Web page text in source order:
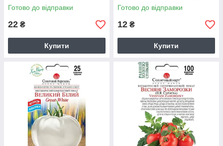
Готово до відправки
22 ₴
Купити
Готово до відправки
12 ₴
Купити